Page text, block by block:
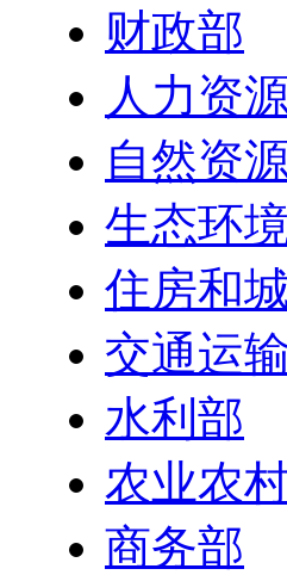
财政部
人力资
自然资
生态环
住房和
交通运
水利部
农业农
商务部